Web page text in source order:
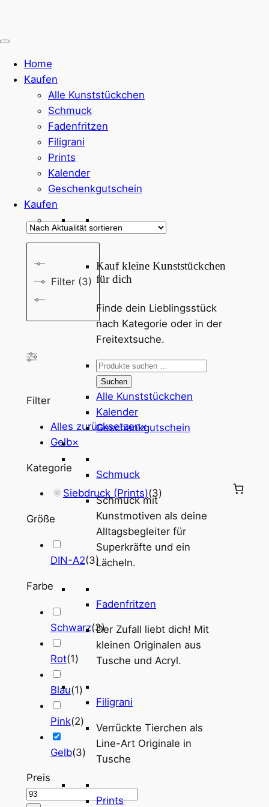
Home
Kaufen
Alle Kunststückchen
Schmuck
Fadenfritzen
Filigrani
Prints
Kalender
Geschenkgutschein
Kaufen
Kauf kleine Kunststückchen
für dich
Finde dein Lieblingsstück
nach Kategorie oder in der
Freitextsuche.
Suchen
nach:
Suchen
Alle Kunststückchen
Kalender
Geschenkgutschein
Schmuck
Schmuck mit
Kunstmotiven als deine
Alltagsbegleiter für
Superkräfte und ein
Lächeln.
Fadenfritzen
Der Zufall liebt dich! Mit
kleinen Originalen aus
Tusche und Acryl.
Filigrani
Verrückte Tierchen als
Line-Art Originale in
Tusche
Prints
Filter (3)
Filter
Alles zurücksetzen×
Gelb×
Kategorie
Siebdruck (Prints)(3)
Größe
DIN-A2(3)
Farbe
Schwarz(3)
Rot(1)
Blau(1)
Pink(2)
Gelb(3)
Preis